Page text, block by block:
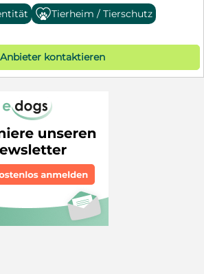
Tierheim / Tierschutz
Anbieter kontaktieren